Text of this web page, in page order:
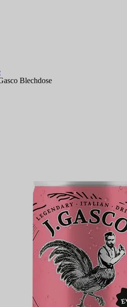
Blechdose